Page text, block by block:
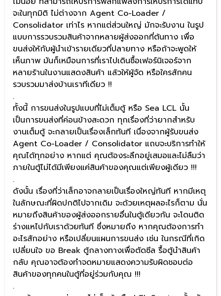
จะในทุกมิติ ไม่ต่างจาก Agent Co-Loader /
Consolidator เท่าไร หากแต่ส่วนใหญ่ มักจะรับงาน ในรูป
แบบการรวบรวมสินค้าจากหลายผู้ส่งออกที่ต้นทาง เพื่อ
ขนส่งให้กับผู้นำเข้ารายเดียวที่ปลายทาง หรือถ้าจะพูดให้
เห็นภาพ มันก็เหมือนการที่เราไปเดินซื้อเฟอร์นิเจอร์จาก
หลายร้านในงานแสดงสินค้า แล้วให้ผู้จัด หรือใครสักคน
รวบรวมมาส่งบ้านเราทีเดียว !!
.
ทั้งนี้ การขนส่งในรูปแบบที่ไม่เต็มตู้ หรือ Sea LCL นั้น
เป็นการขนส่งที่ค่อนข้างสะดวก ทุกเรื่องที่ว่ายากสำหรับ
งานเต็มตู้ จะกลายเป็นเรื่องเล็กทันที เนื่องจากผู้รับขนส่ง
Agent Co-Loader / Consolidator แถบจะบริการทำให้
คุณได้ทุกอย่าง หากแต่ คุณต้องระลึกอยู่เสมอและไม่ลืมว่า
ภายในตู้ไม่ได้มีเพียงแค่สินค้าของคุณแต่เพียงผู้เดียว !!!
.
ดังนั้น เรื่องที่ว่าเล็กอาจกลายเป็นเรื่องใหญ่ทันที หากมีเหตุ
ในลักษณะที่ผิดปกติไปจากเดิม จะด้วยเหตุผลอะไรก็ตาม นั่น
หมายถึงสินค้าของผู้ส่งออกรายอื่นในตู้เดียวกัน จะโดนติด
ร่างแหไปกับเราด้วยทันที ซึ่งหมายถึง หากคุณต้องการทำ
อะไรสักอย่าง หรือเปลี่ยนแผนการขนส่ง เช่น ในกรณีที่เกิด
เปลี่ยนใจ ขอ Break ตู้กลางทางเพื่อตัดซีล รื้อตู้นำสินค้า
กลับ คุณอาจต้องทำจดหมายแสดงความรับผิดชอบต่อ
สินค้าของทุกคนในตู้ที่อยู่ร่วมกับคุณ !!!
.